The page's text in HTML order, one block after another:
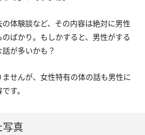
体験談など、その内容は絶対に男性
ばかり。もしかすると、男性がする
が多いかも？
せんが、女性特有の体の話も男性に
す。
写真